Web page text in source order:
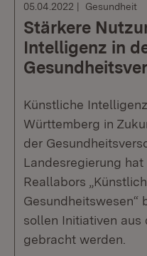
05.04.2022 Gesundheit
Stärkere
Intelligenz in
Künstliche
Württemberg in
der
Landesregierung
Reallabors
Gesundheitswesen“
sollen Initiativen aus
gebracht werden.